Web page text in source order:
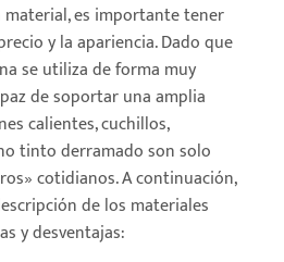
es importante tener
y la apariencia. Dado que
se utiliza de forma muy
de soportar una amplia
calientes, cuchillos,
tinto derramado son solo
cotidianos. A continuación,
de los materiales
y desventajas: